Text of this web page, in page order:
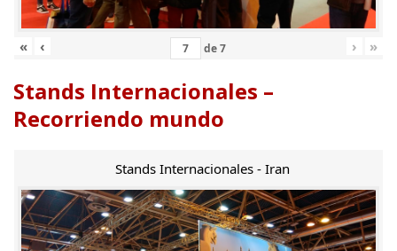
« ‹ de7 › »
Stands Internacionales –
Recorriendo mundo
Stands Internacionales - Iran